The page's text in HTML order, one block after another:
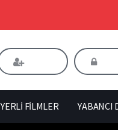
YERLİ FİLMLER YABANCI